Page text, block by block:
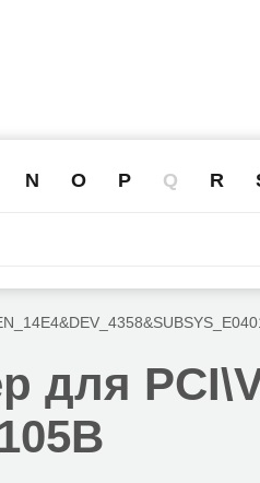
N O P Q R
&DEV_4358
для